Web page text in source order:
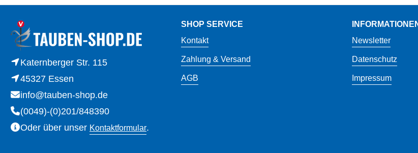
Katernberger Str. 115
45327 Essen
info@tauben-shop.de
(0049)-(0)201/848390
Oder über unser Kontaktformular.
SHOP SERVICE
Kontakt
Zahlung & Versand
AGB
Newsletter
Datenschutz
Impressum